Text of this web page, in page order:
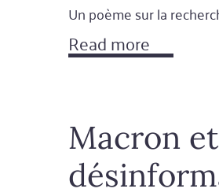
Un poème sur la
Read more
Macron